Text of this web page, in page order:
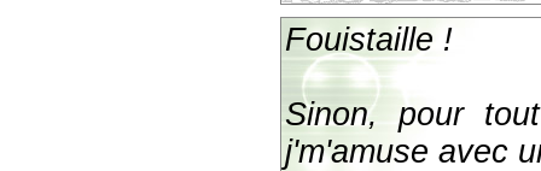
Fouistaille !
Sinon, pour
j'm'amuse avec